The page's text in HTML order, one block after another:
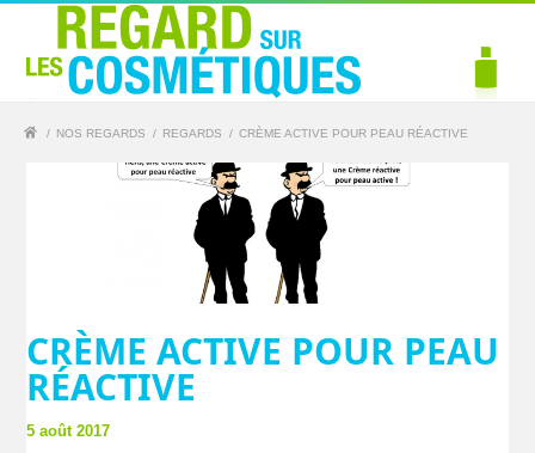
/ NOS REGARDS / REGARDS / CRÈME ACTIVE POUR PEAU RÉACTIVE
CRÈME ACTIVE POUR PEAU
RÉACTIVE
5 août 2017